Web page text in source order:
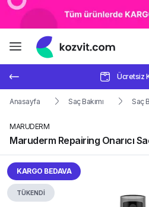
Ücretsiz
Anasayfa Saç Bakımı Saç
MARUDERM
Maruderm Repairing Onarıcı
KARGO BEDAVA
TÜKENDİ